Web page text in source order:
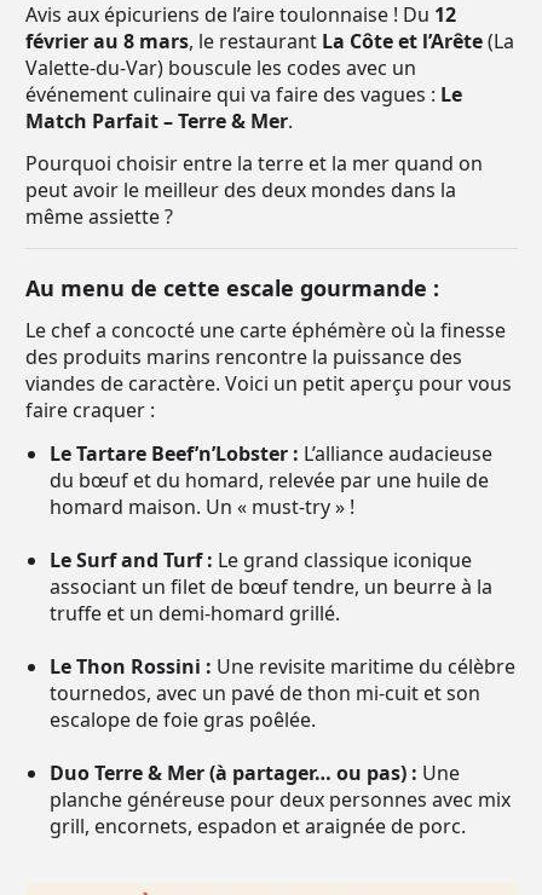
Avis aux épicuriens de l’aire toulonnaise ! Du 12
février au 8 mars, le restaurant La Côte et l’Arête(La
Valette-du-Var) bouscule les codes avec un
événement culinaire qui va faire des vagues : Le
Match Parfait – Terre & Mer.
Pourquoi choisir entre la terre et la mer quand on
peut avoir le meilleur des deux mondes dans la
même assiette ?
Au menu de cette escale gourmande :
Le chef a concocté une carte éphémère où la finesse
des produits marins rencontre la puissance des
viandes de caractère. Voici un petit aperçu pour vous
faire craquer :
Le Tartare Beef’n’Lobster : L’alliance audacieuse
du bœuf et du homard, relevée par une huile de
homard maison. Un « must-try » !
Le Surf and Turf : Le grand classique iconique
associant un filet de bœuf tendre, un beurre à la
truffe et un demi-homard grillé.
Le Thon Rossini : Une revisite maritime du célèbre
tournedos, avec un pavé de thon mi-cuit et son
escalope de foie gras poêlée.
Duo Terre & Mer (à partager… ou pas) : Une
planche généreuse pour deux personnes avec mix
grill, encornets, espadon et araignée de porc.